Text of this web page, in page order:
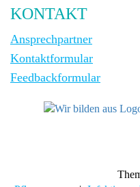
KONTAKT
Ansprechpartner
Kontaktformular
Feedbackformular